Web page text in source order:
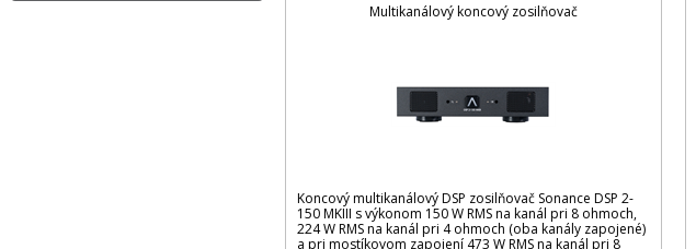
Multikanálový koncový zosilňovač
Koncový multikanálový DSP zosilňovač Sonance DSP 2-
150 MKIII s výkonom 150 W RMS na kanál pri 8 ohmoch,
224 W RMS na kanál pri 4 ohmoch (oba kanály zapojené)
a pri mostíkovom zapojení 473 W RMS na kanál pri 8